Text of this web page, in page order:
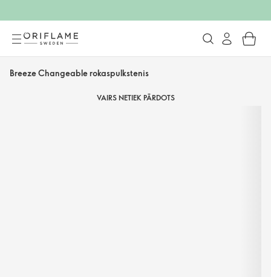
Breeze Changeable rokaspulkstenis
VAIRS NETIEK PĀRDOTS